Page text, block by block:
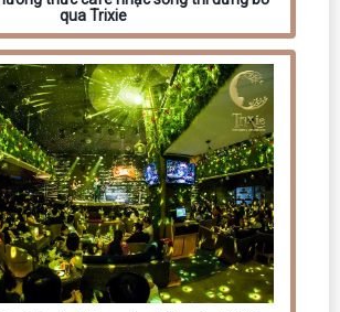
qua Trixie